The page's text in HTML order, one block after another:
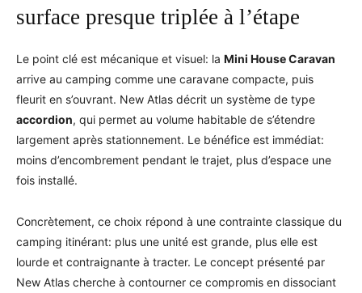
surface presque triplée à l’étape
Le point clé est mécanique et visuel: la Mini House Caravan
arrive au camping comme une caravane compacte, puis
fleurit en s’ouvrant. New Atlas décrit un système de type
accordion, qui permet au volume habitable de s’étendre
largement après stationnement. Le bénéfice est immédiat:
moins d’encombrement pendant le trajet, plus d’espace une
fois installé.
Concrètement, ce choix répond à une contrainte classique du
camping itinérant: plus une unité est grande, plus elle est
lourde et contraignante à tracter. Le concept présenté par
New Atlas cherche à contourner ce compromis en dissociant